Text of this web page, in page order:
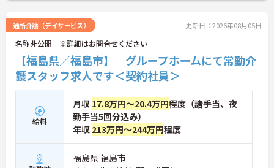
通所介護（デイサービス） 更新日：2026年08月05日
名称非公開 ※詳細はお問合せください
【福島県／福島市】 グループホームにて常勤介
護スタッフ求人です＜契約社員＞
給料
月収 17.8万円～20.4万円程度（諸手当、夜
勤手当5回分込み）
年収 213万円～244万円程度
福島県 福島市